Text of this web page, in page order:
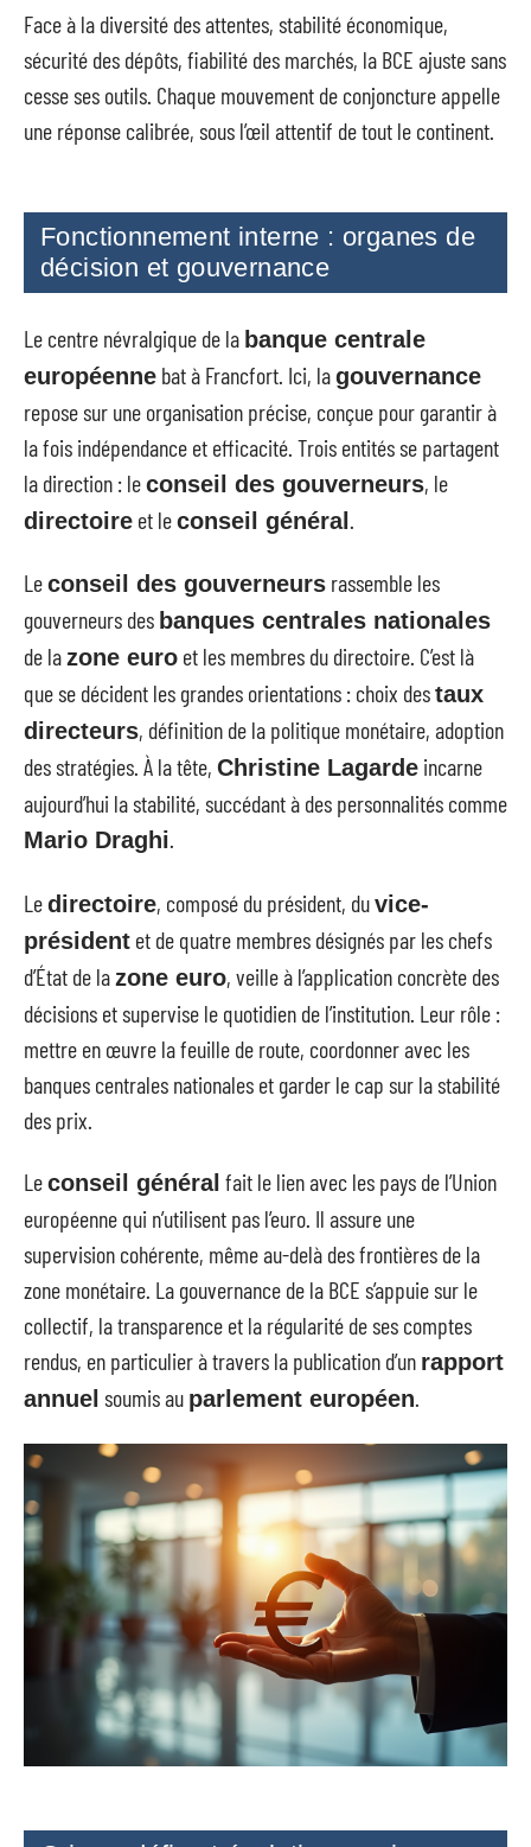
Face à la diversité des attentes, stabilité économique,
sécurité des dépôts, fiabilité des marchés, la BCE ajuste sans
cesse ses outils. Chaque mouvement de conjoncture appelle
une réponse calibrée, sous l’œil attentif de tout le continent.
Fonctionnement interne : organes de
décision et gouvernance
Le centre névralgique de la banque centrale
européenne bat à Francfort. Ici, lagouvernance
repose sur une organisation précise, conçue pour garantir à
la fois indépendance et efficacité. Trois entités se partagent
la direction : leconseil des gouverneurs, le
directoire et leconseil général
Leconseil des gouverneurs rassemble les
gouverneurs des banques centrales nationales
de lazone euro et les membres du directoire. C’est là
que se décident les grandes orientations : choix destaux
directeurs, définition de la politique monétaire, adoption
des stratégies. À la tête, Christine Lagarde incarne
aujourd’hui la stabilité, succédant à des personnalités comme
Mario Draghi.
Ledirectoire, composé du président, duvice-
président et de quatre membres désignés par les chefs
d’État de lazone euro, veille à l’application concrète des
décisions et supervise le quotidien de l’institution. Leur rôle :
mettre en œuvre la feuille de route, coordonner avec les
banques centrales nationales et garder le cap sur la stabilité
des prix.
Leconseil général fait le lien avec les pays de l’Union
européenne qui n’utilisent pas l’euro. Il assure une
supervision cohérente, même au-delà des frontières de la
zone monétaire. La gouvernance de la BCE s’appuie sur le
collectif, la transparence et la régularité de ses comptes
rendus, en particulier à travers la publication d’un rapport
annuel soumis au parlement européen.